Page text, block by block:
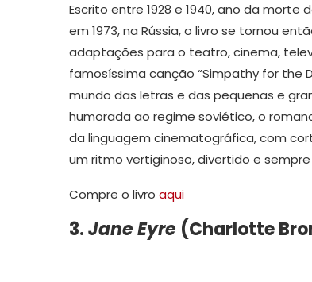
Escrito entre 1928 e 1940, ano da morte
em 1973, na Rússia, o livro se tornou
adaptações para o teatro, cinema,
famosíssima canção “Simpathy for the
mundo das letras e das pequenas e
humorada ao regime soviético, o
da linguagem cinematográfica, com
um ritmo vertiginoso, divertido e
Compre o livro aqui
3.Jane Eyre (Charlotte